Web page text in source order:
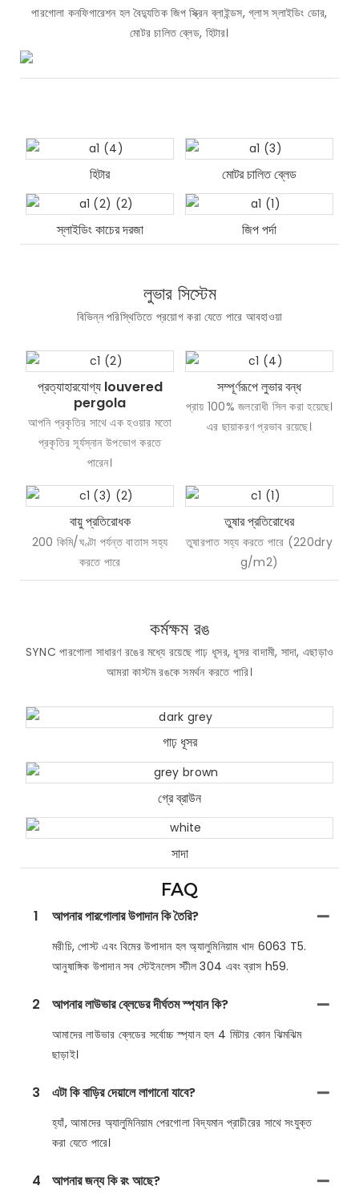
পারগোলা কনফিগারেশন হল বৈদ্যুতিক জিপ স্ক্রিন ব্লাইন্ডস, গ্লাস স্লাইডিং ডোর,
মোটর চালিত ব্লেড, হিটার।
হিটার মোটর চালিত ব্লেড
স্লাইডিং কাচের দরজা জিপ পর্দা
লুভার সিস্টেম
বিভিন্ন পরিস্থিতিতে প্রয়োগ করা যেতে পারে আবহাওয়া
প্রত্যাহারযোগ্য louvered
pergola
আপনি প্রকৃতির সাথে এক হওয়ার মতো
প্রকৃতির সূর্যস্নান উপভোগ করতে
পারেন।
সম্পূর্ণরূপে লুভার বন্ধ
প্রায় 100% জলরোধী সিল করা হয়েছে।
এর ছায়াকরণ প্রভাব রয়েছে।
বায়ু প্রতিরোধক
200 কিমি/ঘণ্টা পর্যন্ত বাতাস সহ্য
করতে পারে
তুষার প্রতিরোধের
তুষারপাত সহ্য করতে পারে (220dry
g/m2)
কর্মক্ষম রঙ
SYNC পারগোলা সাধারণ রঙের মধ্যে রয়েছে গাঢ় ধূসর, ধূসর বাদামী, সাদা, এছাড়াও
আমরা কাস্টম রঙকে সমর্থন করতে পারি।
গাঢ় ধূসর
গ্রে ব্রাউন
সাদা
FAQ
1 আপনার পারগোলার উপাদান কি তৈরি?
মরীচি, পোস্ট এবং বিমের উপাদান হল অ্যালুমিনিয়াম খাদ 6063 T5.
আনুষাঙ্গিক উপাদান সব স্টেইনলেস স্টীল 304 এবং ব্রাস h59.
2 আপনার লাউভার ব্লেডের দীর্ঘতম স্প্যান কি?
আমাদের লাউভার ব্লেডের সর্বোচ্চ স্প্যান হল 4 মিটার কোন ঝিমঝিম
ছাড়াই।
3 এটা কি বাড়ির দেয়ালে লাগানো যাবে?
হ্যাঁ, আমাদের অ্যালুমিনিয়াম পেরগোলা বিদ্যমান প্রাচীরের সাথে সংযুক্ত
করা যেতে পারে।
4 আপনার জন্য কি রং আছে?